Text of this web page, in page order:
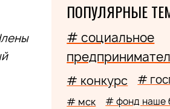
ПОПУЛЯРНЫЕ
# социальное
# конкурс #
# мск # фонд наше